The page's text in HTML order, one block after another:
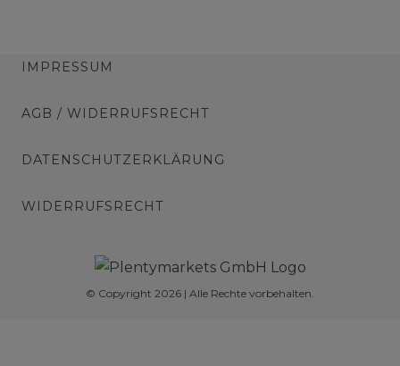
IMPRESSUM
AGB / WIDERRUFSRECHT
DATENSCHUTZERKLÄRUNG
WIDERRUFSRECHT
© Copyright 2026 | Alle Rechte vorbehalten.